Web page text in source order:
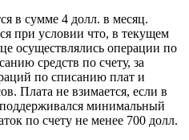
в сумме 4 долл. в месяц.
при условии что, в текущем
осуществлялись операции по
средств по счету, за
по списанию плат и
Плата не взимается, если в
минимальный
по счету не менее 700 долл.